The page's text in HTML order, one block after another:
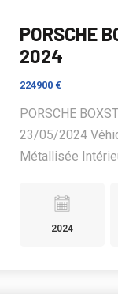
PORSCHE
2024
224900 €
PORSCHE
23/05/2024
Métallisée
2024